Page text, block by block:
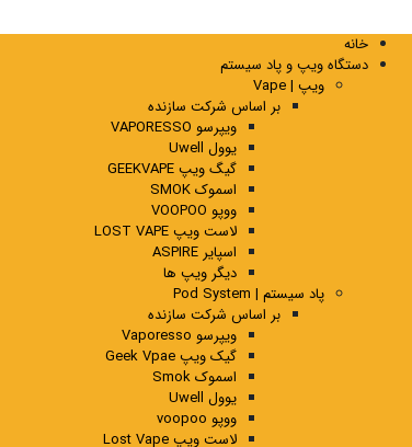
خانه
دستگاه ویپ و پاد سیستم
ویپ | Vape
بر اساس شرکت سازنده
ویپرسو VAPORESSO
یوول Uwell
گیگ ویپ GEEKVAPE
اسموک SMOK
ووپو VOOPOO
لاست ویپ LOST VAPE
اسپایر ASPIRE
دیگر ویپ ها
پاد سیستم | Pod System
بر اساس شرکت سازنده
ویپرسو Vaporesso
گیک ویپ Geek Vpae
اسموک Smok
یوول Uwell
ووپو voopoo
لاست ویپ Lost Vape